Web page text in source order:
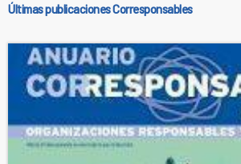
Últimas publicaciones Corresponsables